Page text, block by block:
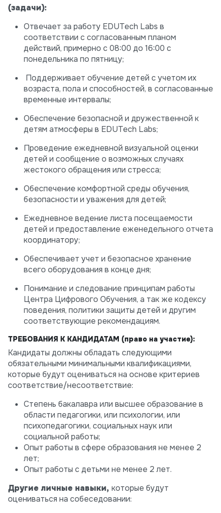
(задачи):
Отвечает за работу EDUTech Labs в
соответствии с согласованным планом
действий, примерно с 08:00 до 16:00 с
понедельника по пятницу;
Поддерживает обучение детей с учетом их
возраста, пола и способностей, в согласованные
временные интервалы;
Обеспечение безопасной и дружественной к
детям атмосферы в EDUTech Labs;
Проведение ежедневной визуальной оценки
детей и сообщение о возможных случаях
жестокого обращения или стресса;
Обеспечение комфортной среды обучения,
безопасности и уважения для детей;
Ежедневное ведение листа посещаемости
детей и предоставление еженедельного отчета
координатору;
Обеспечивает учет и безопасное хранение
всего оборудования в конце дня;
Понимание и следование принципам работы
Центра Цифрового Обучения, а так же кодексу
поведения, политики защиты детей и другим
соответствующие рекомендациям.
ТРЕБОВАНИЯ К КАНДИДАТАМ (право на участие):
Кандидаты должны обладать следующими
обязательными минимальными квалификациями,
которые будут оцениваться на основе критериев
соответствие/несоответствие:
Степень бакалавра или высшее образование в
области педагогики, или психологии, или
психопедагогики, социальных наук или
социальной работы;
Опыт работы в сфере образования не менее 2
лет;
Опыт работы с детьми не менее 2 лет.
Другие личные навыки, которые будут
оцениваться на собеседовании: